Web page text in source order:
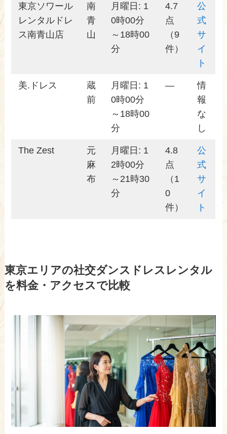
東京ソワール
レンタルドレ
ス南青山店
南
青
山
月曜日: 1
0時00分
～18時00
分
4.7
点
（9
件）
公
式
サ
イ
ト
美.ドレス
蔵
前
月曜日: 1
0時00分
～18時00
分
—
情
報
な
し
The Zest
元
麻
布
月曜日: 1
2時00分
～21時30
分
4.8
点
（1
0
件）
公
式
サ
イ
ト
東京エリアの社交ダンスドレスレンタル
を料金・アクセスで比較